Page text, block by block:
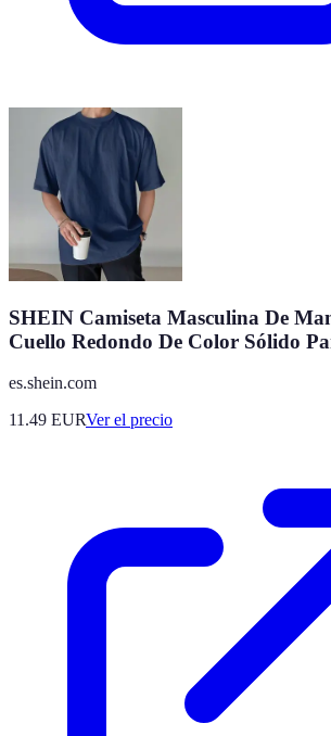
SHEIN Camiseta Masculina De
Cuello Redondo De Color Sólido
es.shein.com
11.49 EURVer el precio